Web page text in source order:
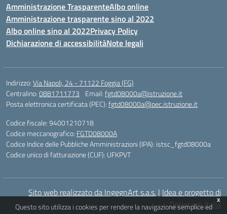
Amministrazione TrasparenteAlbo online
Amministrazione trasparente sino al 2022
Albo online sino al 2022Privacy Policy
Dichiarazione di accessibilitàNote legali
Indirizzo:Via Napoli, 24 - 71122 Foggia (FG)
Centralino:0881711773 Email:fgtd08000a@istruzione.it
Posta elettronica certificata (PEC):fgtd08000a@pec.istruzione.it
Codice fiscale: 94001210718
Codice meccanografico: FGTD08000A
Codice Indice delle Pubbliche Amministrazioni (IPA): istsc_fgtd08000a
Codice unico di fatturazione (CUF): UFKPVT
Sito web realizzato da IngegnArt s.a.s. | Idea e progetto di
Designers Italia
x
Questo sito utilizza i cookies per rendere la navigazione semplice ed